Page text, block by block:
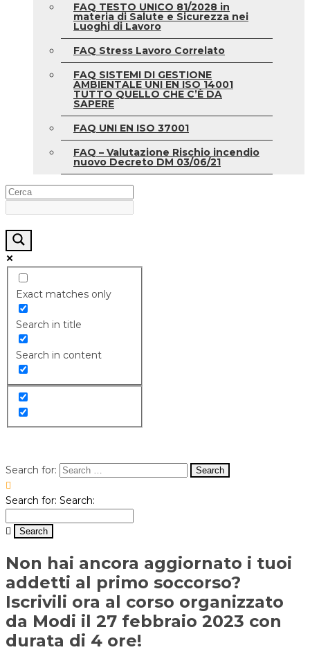
FAQ TESTO UNICO 81/2028 in
materia di Salute e Sicurezza nei
Luoghi di Lavoro
FAQ Stress Lavoro Correlato
FAQ SISTEMI DI GESTIONE
AMBIENTALE UNI EN ISO 14001
TUTTO QUELLO CHE C’È DA
SAPERE
FAQ UNI EN ISO 37001
FAQ – Valutazione Rischio incendio
nuovo Decreto DM 03/06/21
Exact matches only
Search in title
Search in content
Search for:
Search for: Search:
Non hai ancora aggiornato i tuoi
addetti al primo soccorso?
Iscrivili ora al corso organizzato
da Modi il 27 febbraio 2023 con
durata di 4 ore!